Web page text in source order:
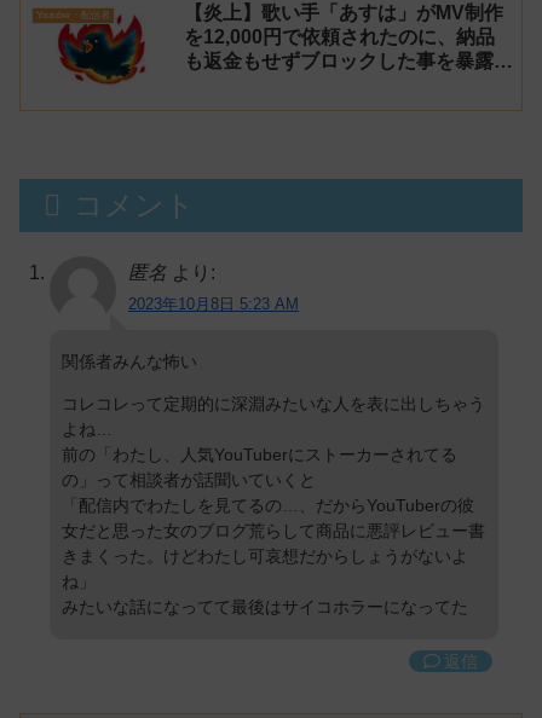
Youtuber・配信者
【炎上】歌い手「あすは」がMV制作
を12,000円で依頼されたのに、納品
も返金もせずブロックした事を暴露さ
に返金
コメント
匿名 より:
2023年10月8日 5:23 AM
関係者みんな怖い
コレコレって定期的に深淵みたいな人を表に出しちゃう
よね…
前の「わたし、人気YouTuberにストーカーされてる
の」って相談者が話聞いていくと
「配信内でわたしを見てるの…、だからYouTuberの彼
女だと思った女のブログ荒らして商品に悪評レビュー書
きまくった。けどわたし可哀想だからしょうがないよ
ね」
みたいな話になってて最後はサイコホラーになってた
返信